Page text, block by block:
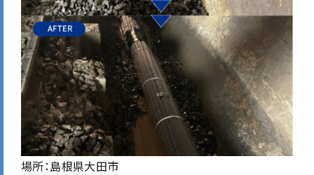
場所：島根県大田市